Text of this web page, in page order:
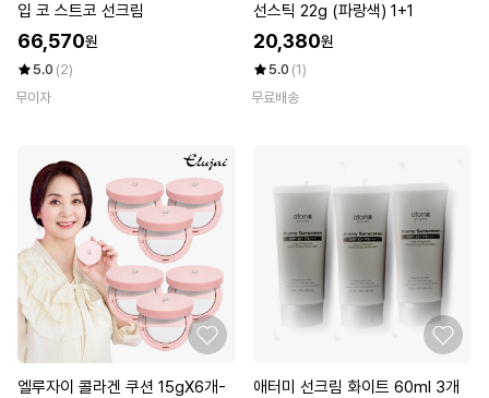
입 코 스트코 선크림
66,570원
5.0 (2)
무이자
선스틱 22g (파랑색) 1+1
20,380원
5.0 (1)
무료배송
엘루자이 콜라겐 쿠션 15gX6개-
애터미 선크림 화이트 60ml 3개